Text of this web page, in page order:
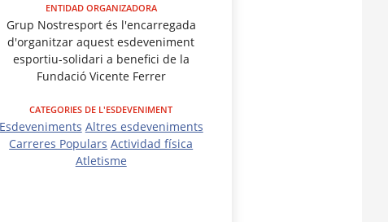
ENTIDAD ORGANIZADORA
Grup Nostresport és l'encarregada
d'organitzar aquest esdeveniment
esportiu-solidari a benefici de la
Fundació Vicente Ferrer
CATEGORIES DE L'ESDEVENIMENT
Esdeveniments Altres esdeveniments
Carreres Populars Actividad física
Atletisme